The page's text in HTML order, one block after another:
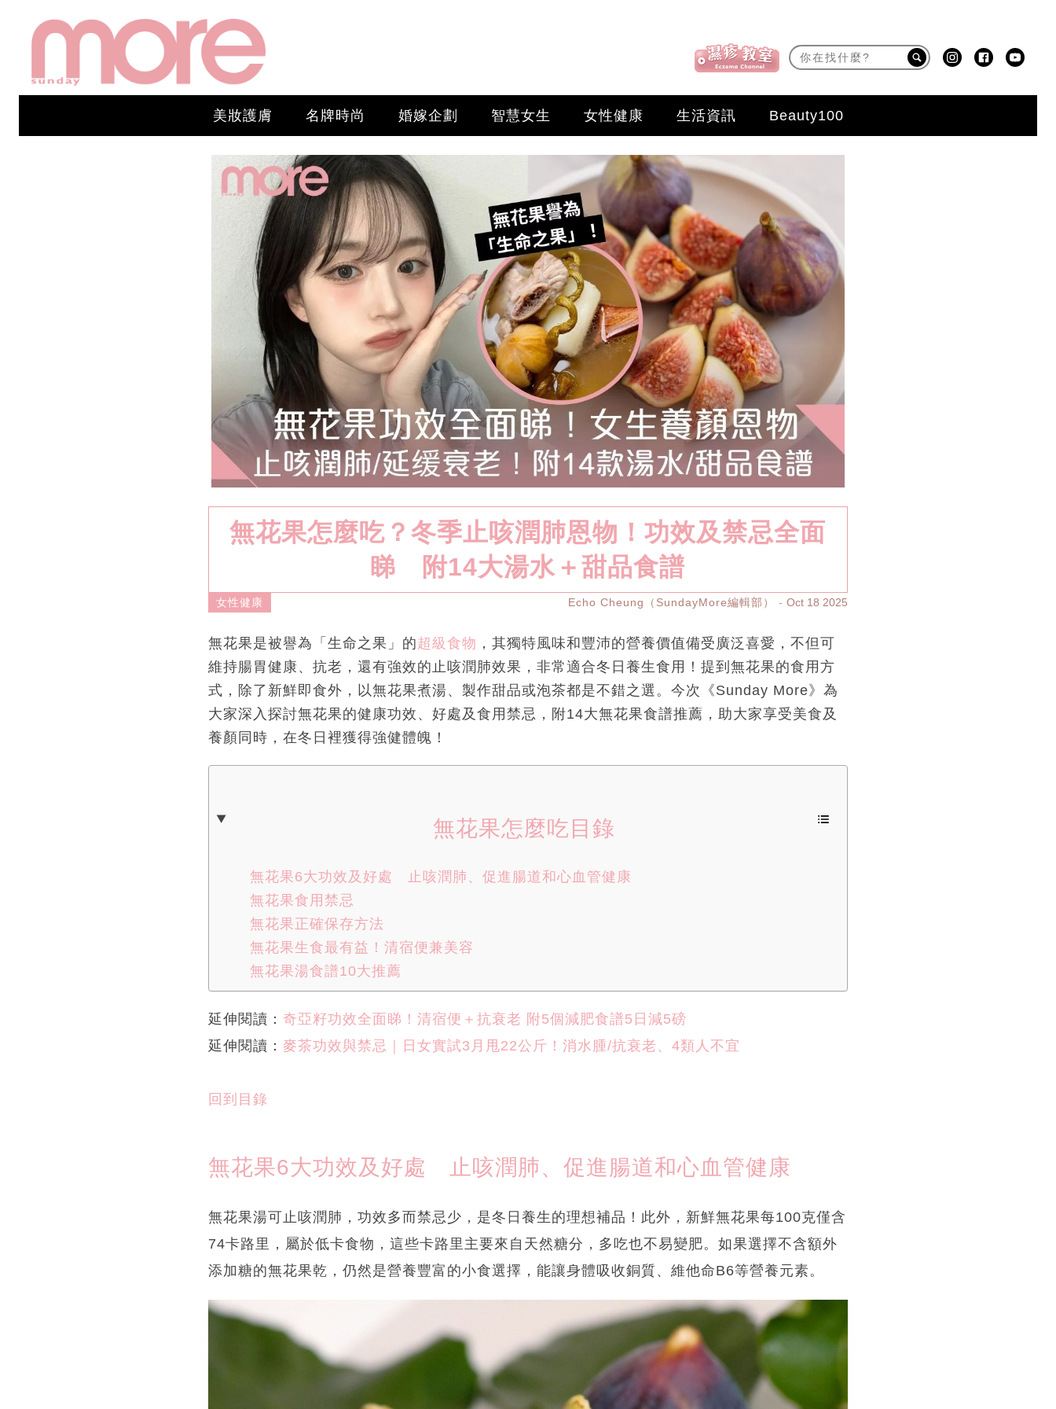
美妝護膚 名牌時尚 婚嫁企劃 智慧女生 女性健康 生活資訊 Beauty100
無花果怎麼吃？冬季止咳潤肺恩物！功效及禁忌全面
睇 附14大湯水＋甜品食譜
女性健康 Echo Cheung（SundayMore編輯部） Oct 18 2025
無花果是被譽為「生命之果」的超級食物 ，其獨特風味和豐沛的營養價值備受廣泛喜愛，不但可
維持腸胃健康、抗老，還有強效的止咳潤肺效果，非常適合冬日養生食用！提到無花果的食用方
式，除了新鮮即食外，以無花果煮湯、製作甜品或泡茶都是不錯之選。今次《Sunday More》為
大家深入探討無花果的健康功效、好處及食用禁忌，附14大無花果食譜推薦，助大家享受美食及
養顏同時，在冬日裡獲得強健體魄！
無花果怎麼吃目錄
無花果6大功效及好處 止咳潤肺、促進腸道和心血管健康
無花果食用禁忌
無花果正確保存方法
無花果生食最有益！清宿便兼美容
無花果湯食譜10大推薦
延伸閱讀： 奇亞籽功效全面睇！清宿便＋抗衰老 附5個減肥食譜5日減5磅
延伸閱讀： 麥茶功效與禁忌｜日女實試3月甩22公斤！消水腫/抗衰老、4類人不宜
回到目錄
無花果6大功效及好處 止咳潤肺、促進腸道和心血管健康
無花果湯可止咳潤肺，功效多而禁忌少，是冬日養生的理想補品！此外，新鮮無花果每100克僅含
74卡路里，屬於低卡食物，這些卡路里主要來自天然糖分，多吃也不易變肥。如果選擇不含額外
添加糖的無花果乾，仍然是營養豐富的小食選擇，能讓身體吸收銅質、維他命B6等營養元素。